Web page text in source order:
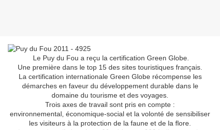
Le Puy du Fou a reçu la certification Green Globe.
Une première dans le top 15 des sites touristiques français.
La certification internationale Green Globe récompense les
démarches en faveur du développement durable dans le
domaine du tourisme et des voyages.
Trois axes de travail sont pris en compte :
environnemental, économique-social et la volonté de sensibiliser
les visiteurs à la protection de la faune et de la flore.